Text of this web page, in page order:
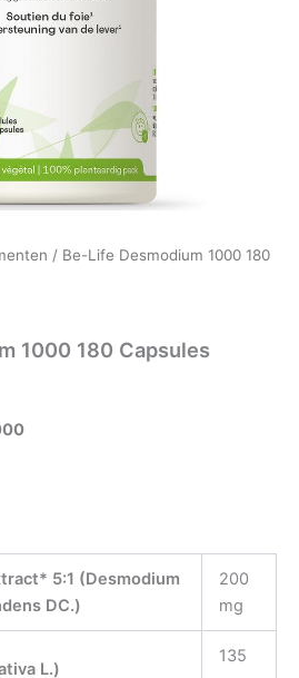
/ Be-Life Desmodium 1000 180
1000 180 Capsules
5:1 (Desmodium
DC.)
200
mg
L.)
135